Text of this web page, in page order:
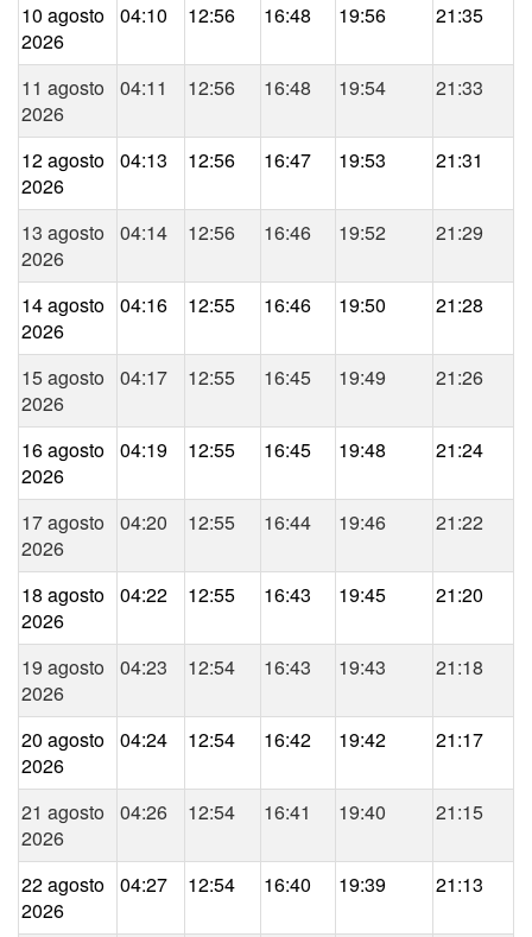
10 agosto
2026
04:10 12:56 16:48 19:56 21:35
11 agosto
2026
04:11 12:56 16:48 19:54 21:33
12 agosto
2026
04:13 12:56 16:47 19:53 21:31
13 agosto
2026
04:14 12:56 16:46 19:52 21:29
14 agosto
2026
04:16 12:55 16:46 19:50 21:28
15 agosto
2026
04:17 12:55 16:45 19:49 21:26
16 agosto
2026
04:19 12:55 16:45 19:48 21:24
17 agosto
2026
04:20 12:55 16:44 19:46 21:22
18 agosto
2026
04:22 12:55 16:43 19:45 21:20
19 agosto
2026
04:23 12:54 16:43 19:43 21:18
20 agosto
2026
04:24 12:54 16:42 19:42 21:17
21 agosto
2026
04:26 12:54 16:41 19:40 21:15
22 agosto
2026
04:27 12:54 16:40 19:39 21:13